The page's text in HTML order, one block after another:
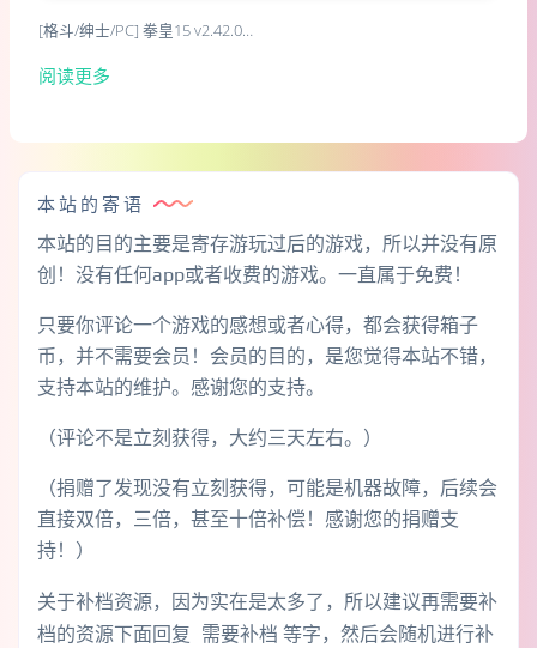
[格斗/绅士/PC] 拳皇15 v2.42.0…
阅读更多
本站的寄语
本站的目的主要是寄存游玩过后的游戏，所以并没有原
创！没有任何app或者收费的游戏。一直属于免费！
只要你评论一个游戏的感想或者心得，都会获得箱子
币，并不需要会员！会员的目的，是您觉得本站不错，
支持本站的维护。感谢您的支持。
（评论不是立刻获得，大约三天左右。）
（捐赠了发现没有立刻获得，可能是机器故障，后续会
直接双倍，三倍，甚至十倍补偿！感谢您的捐赠支
持！）
关于补档资源，因为实在是太多了，所以建议再需要补
档的资源下面回复 需要补档 等字，然后会随机进行补